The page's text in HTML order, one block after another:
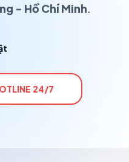
- Hồ Chí Minh
24/7